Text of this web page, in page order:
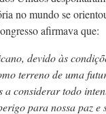
no mundo se
afirmava que:
devido às
terreno de uma
a considerar todo
para nossa paz